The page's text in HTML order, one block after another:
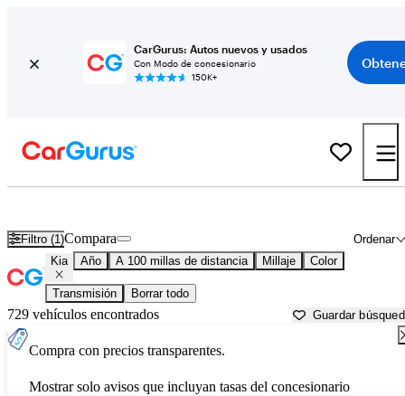
CarGurus: Autos nuevos y usados
Con Modo de concesionario
150K+
Filtro (1) Ordenar
Compara
Kia Año A 100 millas de distancia Millaje Color
Transmisión Borrar todo
729 vehículos encontrados Guardar
Compra con precios transparentes.
Mostrar solo avisos que incluyan tasas del concesionario